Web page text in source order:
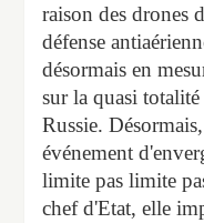
raison des drones
défense
désormais en
sur la quasi
Russie.
événement
limite pas limite
chef d'Etat, elle